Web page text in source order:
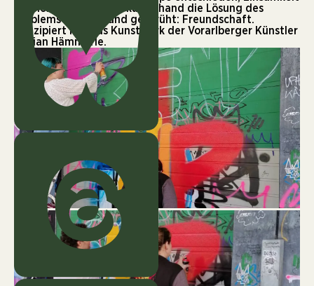
zu thematisieren und kurzerhand die Lösung des
Problems an die Wand gesprüht: Freundschaft.
Konzipiert hat das Kunstwerk der Vorarlberger Künstler
Fabian Hämmerle.